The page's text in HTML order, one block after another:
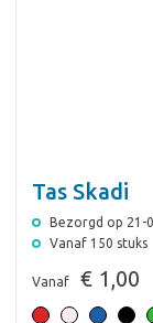
Tas Skadi
Bezorgd op 21-
Vanaf 150 stuks
Vanaf € 1,00